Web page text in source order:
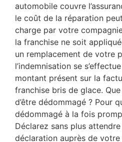
automobile couvre
le coût de la réparation
charge par votre
la franchise ne soit
un remplacement de votre
l’indemnisation se
montant présent sur la
franchise bris de glace.
d’être dédommagé ? Pour
dédommagé à la fois
Déclarez sans plus
déclaration auprès de